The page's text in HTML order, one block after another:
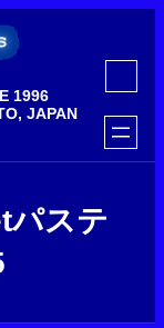
1996
JAPAN
ア
コ
ン
リ
ン
ク
パステ